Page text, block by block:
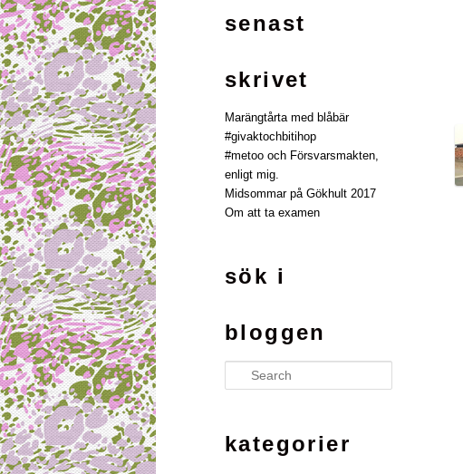
senast
skrivet
Marängtårta med blåbär
#givaktochbitihop
#metoo och Försvarsmakten,
enligt mig.
Midsommar på Gökhult 2017
Om att ta examen
sök i
bloggen
Search
kategorier